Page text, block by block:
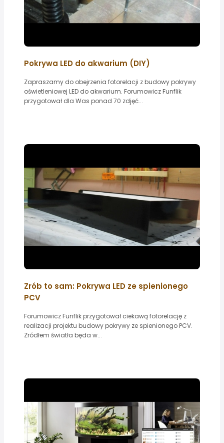
Pokrywa LED do akwarium (DIY)
Zapraszamy do obejrzenia fotorelacji z budowy pokrywy
oświetleniowej LED do akwarium. Forumowicz Funflik
przygotował dla Was ponad 70 zdjęć...
Zrób to sam: Pokrywa LED ze spienionego
PCV
Forumowicz Funflik przygotował ciekawą fotorelację z
realizacji projektu budowy pokrywy ze spienionego PCV.
Zródłem światła będa w...